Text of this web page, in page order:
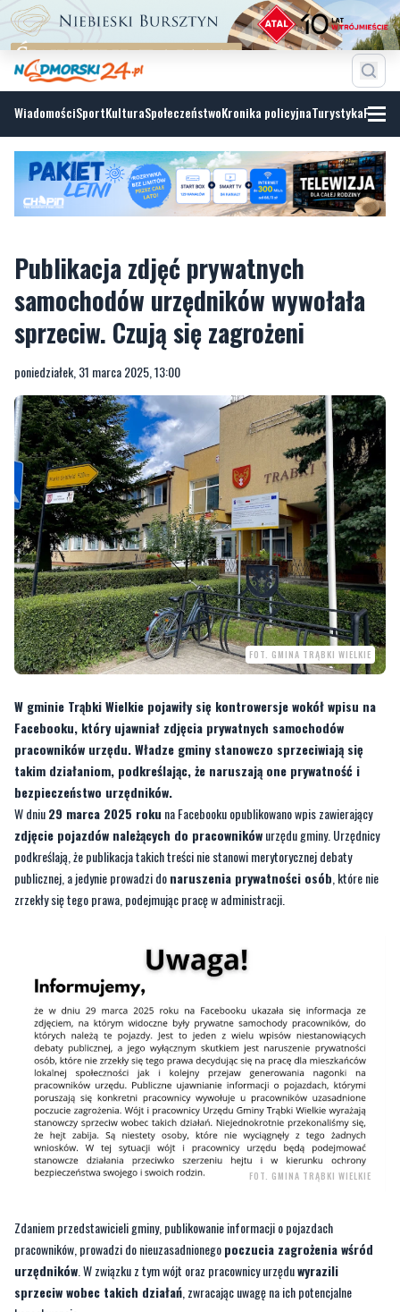
WiadomościSportKulturaSpołeczeństwoKronika policyjnaTurystyka
Publikacja zdjęć prywatnych
sprzeciw. Czują się zagrożeni
poniedziałek, 31 marca 2025, 13:00
FOT. GMINA TRĄBKI WIELKIE
W gminie Trąbki Wielkie pojawiły się kontrowersje wokół wpisu na
Facebooku, który ujawniał zdjęcia prywatnych samochodów
takim działaniom, podkreślając, że naruszają one prywatność i
bezpieczeństwo urzędników.
W dniu29 marca 2025 rokuna Facebooku opublikowano wpis zawierający
zdjęcie pojazdów należących do pracowników urzędu gminy. Urzędnicy
podkreślają, że publikacja takich treści nie stanowi merytorycznej debaty
publicznej, a jedynie prowadzi donaruszenia prywatności osób, które nie
zrzekły się tego prawa, podejmując pracę w administracji.
FOT. GMINA TRĄBKI WIELKIE
Zdaniem przedstawicieli gminy, publikowanie informacji o pojazdach
pracowników, prowadzi do nieuzasadnionego
poczucia zagrożenia wśród
sprzeciw wobec takich działań, zwracając uwagę na ich potencjalne
konsekwencje.
CZYTAJ TEŻ:Jedni jechali po alkoholu, drudzy bez
uprawnień. Wiele interwencji policji